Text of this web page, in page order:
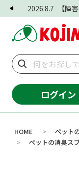
2026.8.7 【障
ログイン
HOME > ペット
> ペットの消臭ス